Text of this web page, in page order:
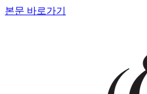
본문 바로가기